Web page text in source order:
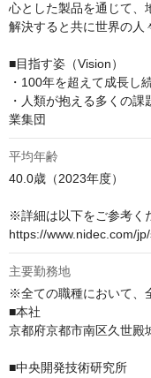
心とした製品を通じて、
解決すると共に世界の人
■目指す姿（Vision）
・100年を超えて成長し
・人類が抱える多くの
業集団
平均年齢
40.0歳（2023年度）
※詳細は以下をご参考く
https://www.nidec.com/
主要勤務地
※全ての職種において、
■本社
京都府京都市南区久世殿
■中央開発技術研究所